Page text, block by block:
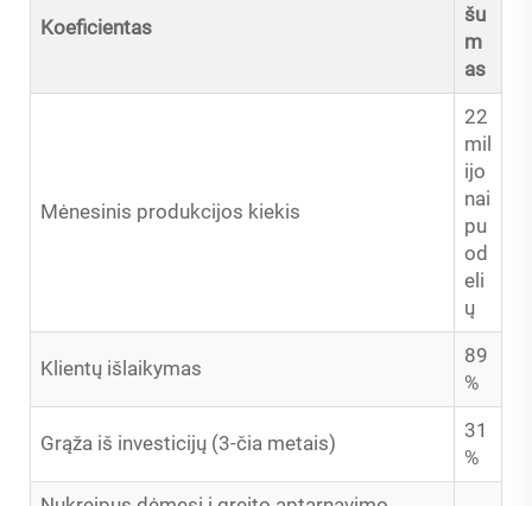
Koeficientas
šu
m
as
Mėnesinis produkcijos kiekis
22
mil
ijo
nai
pu
od
eli
ų
Klientų išlaikymas
89
%
Grąža iš investicijų (3-čia metais)
31
%